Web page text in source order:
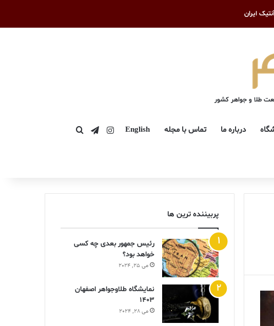
ایران
طلا و جواهر کشور
درباره ما تماس با مجله English اینستاگرام
تلگرامجستجو برای
پربیننده ترین ها
رئیس جمهور بعدی چه کسی
خواهد بود؟
می 25, 2024
نمایشگاه طلاوجواهر اصفهان
1403
می 28, 2024